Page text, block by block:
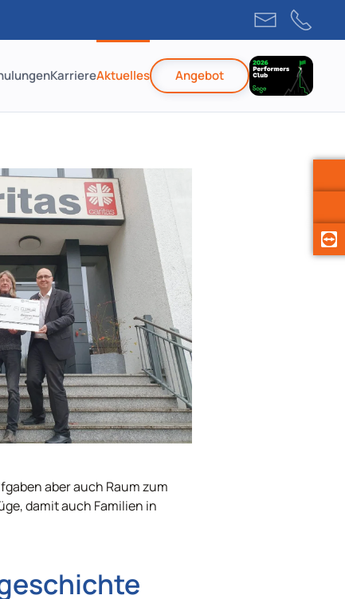
KarriereAktuelles Angebot
aber auch Raum zum
damit auch Familien in